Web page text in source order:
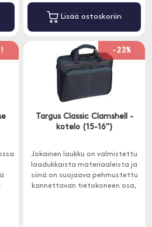
Lisää ostoskoriin
-23%
Targus Classic Clamshell -
kotelo (15-16")
Jokainen laukku on valmistettu
laadukkaista materiaaleista ja
siinä on suojaava pehmustettu
kannettavan tietokoneen osa,